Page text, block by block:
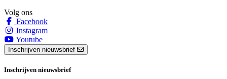
Volg ons
Facebook
Instagram
Youtube
Inschrijven nieuwsbrief
Inschrijven nieuwsbrief